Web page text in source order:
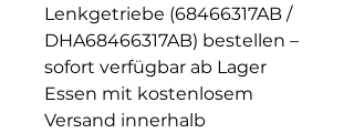
Lenkgetriebe (68466317AB /
DHA68466317AB) bestellen –
sofort verfügbar ab Lager
Essen mit kostenlosem
Versand innerhalb